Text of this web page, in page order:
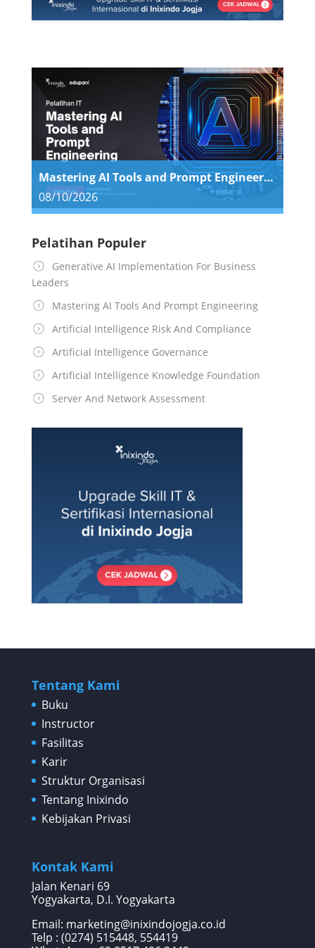
Mastering AI Tools and Prompt Engineering
08/10/2026
Pelatihan Populer
Generative AI Implementation For Business
Leaders
Mastering AI Tools And Prompt Engineering
Artificial Intelligence Risk And Compliance
Artificial Intelligence Governance
Artificial Intelligence Knowledge Foundation
Server And Network Assessment
Tentang Kami
Buku
Instructor
Fasilitas
Karir
Struktur Organisasi
Tentang Inixindo
Kebijakan Privasi
Kontak Kami
Jalan Kenari 69
Yogyakarta, D.I. Yogyakarta
Email: marketing@inixindojogja.co.id
Telp : (0274) 515448, 554419